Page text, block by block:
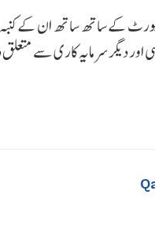
کے ساتھ ساتھ ان کے
6 کھاتے، بیمہ پالیسی اور دیگر